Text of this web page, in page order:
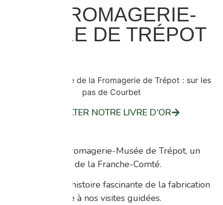
LA FROMAGERIE-
MUSÉE DE TRÉPOT
CONSULTER NOTRE LIVRE D'OR
Découvrez la Fromagerie-Musée de Trépot, un
véritable trésor de la Franche-Comté.
Plongez dans l’histoire fascinante de la fabrication
du Comté grâce à nos visites guidées.